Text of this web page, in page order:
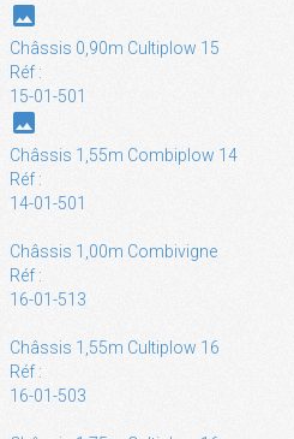
photo
Châssis 0,90m Cultiplow 15
Réf :
15-01-501
photo
Châssis 1,55m Combiplow 14
Réf :
14-01-501
Châssis 1,00m Combivigne
Réf :
16-01-513
Châssis 1,55m Cultiplow 16
Réf :
16-01-503